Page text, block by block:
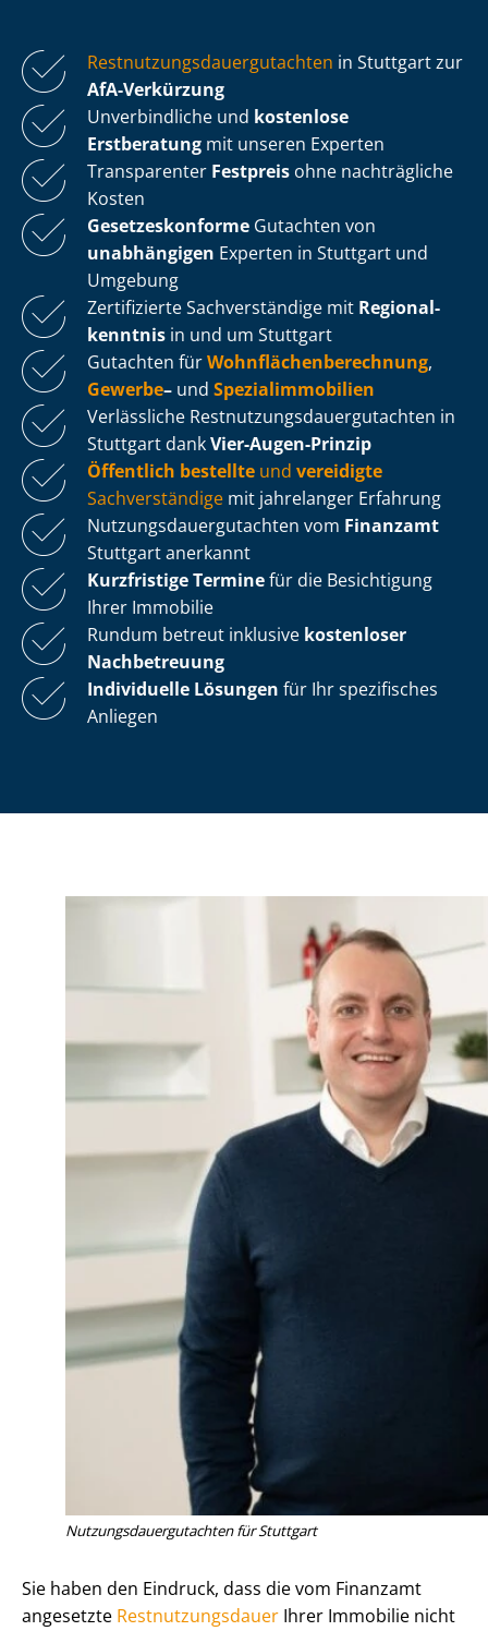
Rest­nut­zungs­dau­er­gut­ach­ten in Stuttgart zur
AfA-Verkürzung
Unverbindliche und kostenlose
Erstberatung mit unseren Experten
Transparenter Festpreis ohne nachträgliche
Kosten
Ge­set­zes­kon­for­me Gutachten von
unabhängigen Experten in Stuttgart und
Umgebung
Zertifizierte Sachverständige mit Re­gio­nal­
kennt­nis in und um Stuttgart
Gutachten fürWohn­flä­chen­be­rech­nung,
Gewerbe– und Spe­zi­al­im­mo­bi­li­en
Verlässliche Rest­nut­zungs­dau­er­gut­ach­ten in
Stuttgart dankVier-Augen-Prinzip
Öffentlich bestellte und vereidigte
Sachverständige mit jahrelanger Erfahrung
Nut­zungs­dau­er­gut­ach­ten vom Finanzamt
Stuttgart anerkannt
Kurzfristige Terminefür die Besichtigung
Ihrer Immobilie
Rundum betreut inklusive kostenloser
Nachbetreuung
Individuelle Lösungen für Ihr spezifisches
Anliegen
Nut­zungs­dau­er­gut­ach­ten für Stuttgart
Sie haben den Eindruck, dass die vom Finanzamt
angesetzte Rest­nut­zungs­dau­er Ihrer Immobilie nicht